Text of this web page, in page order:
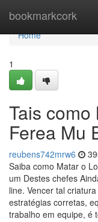
bookmarkcork
Home
Home
1
Tais
Ferea Mu
reubens742mrw6
Saiba como Matar o
um Destes chefes
line. Vencer tal
estratégias corretas,
trabalho em equipe, é